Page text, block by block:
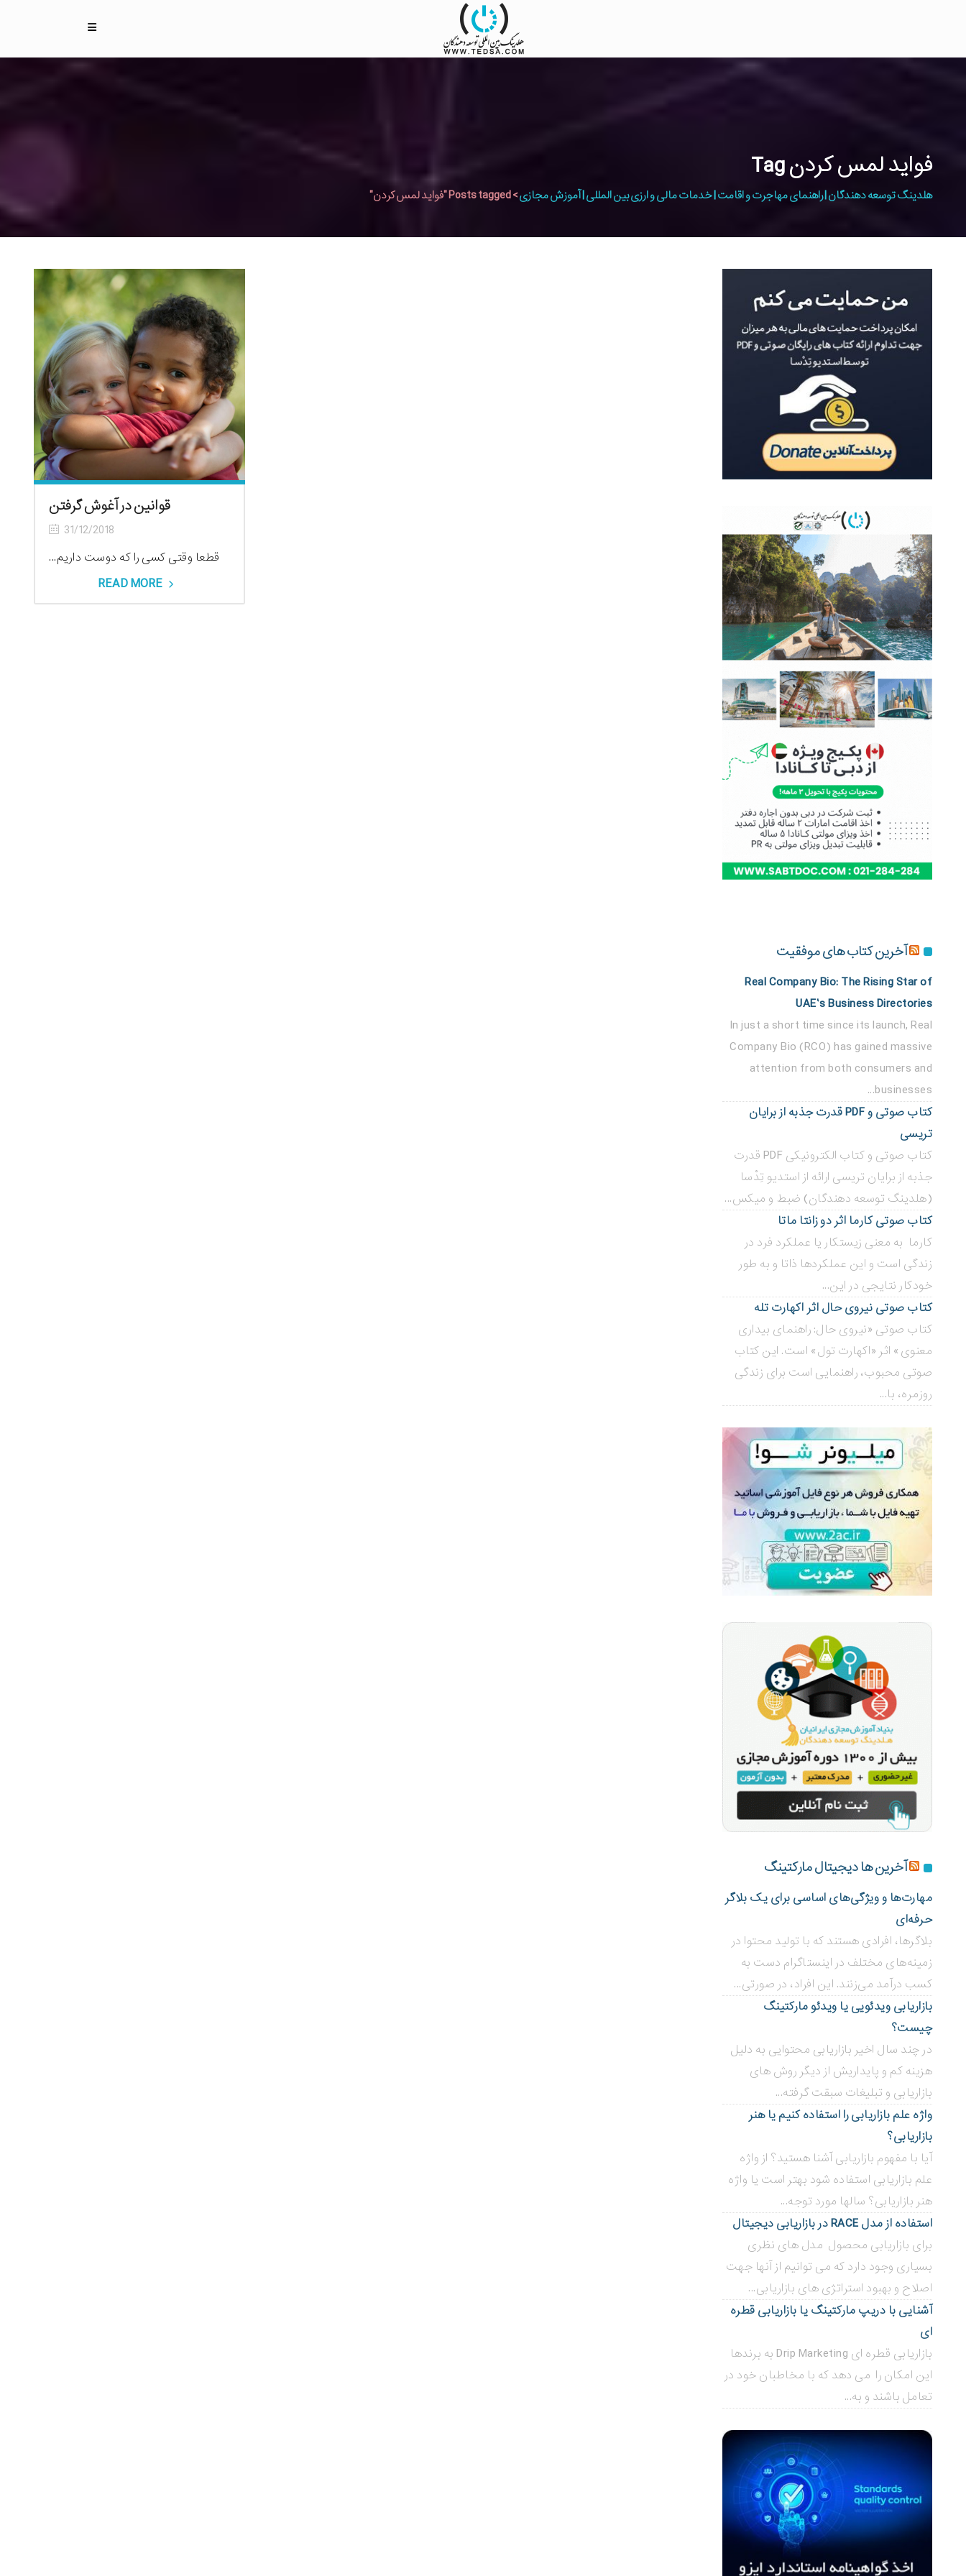
فواید لمس کردن Tag
هلدینگ توسعه دهندگان | راهنمای مهاجرت و اقامت | خدمات مالی و ارزی بین المللی | آموزش مجازی>Posts tagged "فواید لمس کردن"
قوانین در آغوش گرفتن
31/12/2018
قطعا وقتی کسی را که دوست داریم...
READ MORE
آخرین کتاب های موفقیت
Real Company Bio: The Rising Star of
UAE’s Business Directories
In just a short time since its launch, Real
Company Bio (RCO) has gained massive
attention from both consumers and
businesses...
کتاب صوتی و PDF قدرت جذبه از برایان
تریسی
کتاب صوتی و کتاب الکترونیکی PDF قدرت
جذبه از برایان تریسی ارائه از استدیو تِدْسا
(هلدینگ توسعه دهندگان) ضبط و میکس...
کتاب صوتی کارما اثر دو زانتا ماتا
کارما به معنی زیستکار یا عملکرد فرد در
زندگی است و این عملکردها ذاتا و به طور
خودکار نتایجی در این...
کتاب صوتی نیروی حال اثر اکهارت تله
کتاب صوتی «نیروی حال: راهنمای بیداری
معنوی» اثر «اکهارت تول» است. این کتاب
صوتی محبوب، راهنمایی است برای زندگی
روزمره، با...
آخرین ها دیجیتال مارکتینگ
مهارت‌ها و ویژگی‌های اساسی برای یک بلاگر
حرفه‌ای
بلاگر‌ها، افرادی هستند که با تولید محتوا در
زمینه‌های مختلف در اینستاگرام دست به
کسب درآمد می‌زنند. این افراد، در صورتی...
بازاریابی ویدئویی ‌یا ویدئو مارکتینگ
چیست؟
در چند سال اخیر بازاریابی محتوایی به دلیل
هزینه کم و پایداریش از دیگر روش های
بازاریابی و تبلیغات سبقت گرفته...
واژه علم بازاریابی را استفاده کنیم یا هنر
بازاریابی؟
آیا با مفهوم بازاریابی آشنا هستید؟ از واژه
علم بازاریابی استفاده شود بهتر است یا واژه
هنر بازاریابی؟ سالها مورد توجه...
استفاده از مدل RACE در بازاریابی دیجیتال
برای بازاریابی محصول مدل های نظری
بسیاری وجود دارد که می توانیم از آنها جهت
اصلاح و بهبود استراتژی های بازاریابی...
آشنایی با دریپ مارکتینگ یا بازاریابی قطره
ای
بازاریابی قطره ای Drip Marketing به برندها
این امکان را می دهد که با مخاطبان خود در
تعامل باشند و به...